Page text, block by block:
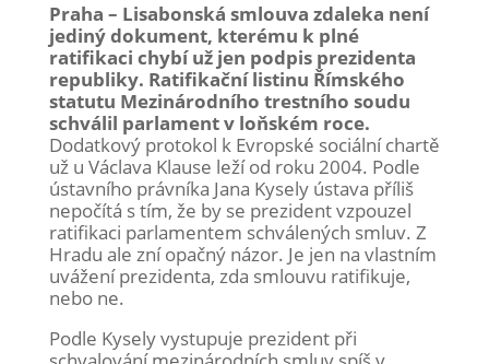
Praha – Lisabonská smlouva zdaleka není
jediný dokument, kterému k plné
ratifikaci chybí už jen podpis prezidenta
republiky. Ratifikační listinu Římského
statutu Mezinárodního trestního soudu
schválil parlament v loňském roce.
Dodatkový protokol k Evropské sociální chartě
už u Václava Klause leží od roku 2004. Podle
ústavního právníka Jana Kysely ústava příliš
nepočítá s tím, že by se prezident vzpouzel
ratifikaci parlamentem schválených smluv. Z
Hradu ale zní opačný názor. Je jen na vlastním
uvážení prezidenta, zda smlouvu ratifikuje,
nebo ne.
Podle Kysely vystupuje prezident při